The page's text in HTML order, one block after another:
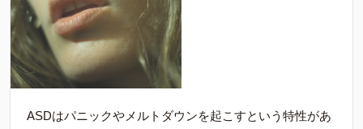
ASDはパニックやメルトダウンを起こすという特性があ